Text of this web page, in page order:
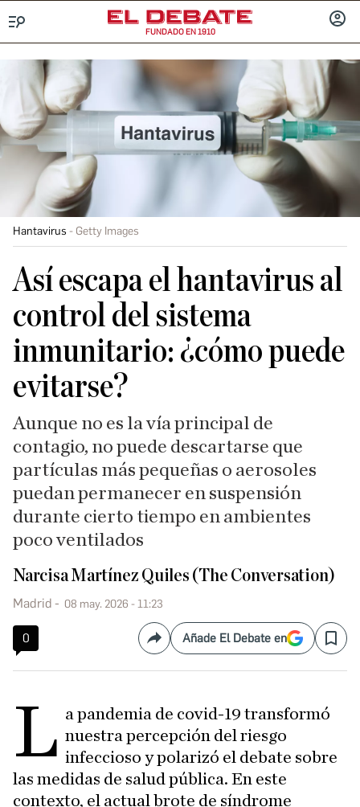
FUNDADO EN 1910
Hantavirus Getty Images
Así escapa el hantavirus al
control del sistema
inmunitario: ¿cómo puede
evitarse?
Aunque no es la vía principal de
contagio, no puede descartarse que
partículas más pequeñas o aerosoles
puedan permanecer en suspensión
durante cierto tiempo en ambientes
poco ventilados
Narcisa Martínez Quiles (The Conversation)
Madrid 08 may. 2026 - 11:23
0 CompartirAñade El Debate en Save
L a pandemia de covid-19 transformó
nuestra percepción del riesgo
infeccioso y polarizó el debate sobre
las medidas de salud pública. En este
contexto, el actual brote de síndrome